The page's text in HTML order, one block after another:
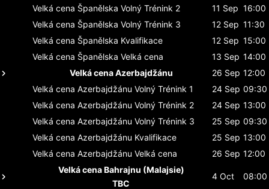
Velká cena Španělska Volný Trénink 2 11 Sep 16:00
Velká cena Španělska Volný Trénink 3 12 Sep 11:30
Velká cena Španělska Kvalifikace 12 Sep 15:00
Velká cena Španělska Velká cena 13 Sep 14:00
Velká cena Azerbajdžánu
26 Sep 12:00
Velká cena Azerbajdžánu Volný Trénink 1 24 Sep 09:30
Velká cena Azerbajdžánu Volný Trénink 2 24 Sep 13:00
Velká cena Azerbajdžánu Volný Trénink 3 25 Sep 09:30
Velká cena Azerbajdžánu Kvalifikace 25 Sep 13:00
Velká cena Azerbajdžánu Velká cena 26 Sep 12:00
Velká cena Bahrajnu (Malajsie)
TBC
4 Oct 08:00